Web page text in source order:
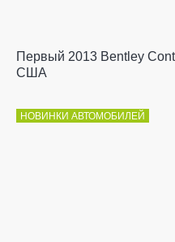
Первый 2013 Bentley
США
НОВИНКИ АВТОМОБИЛЕЙ